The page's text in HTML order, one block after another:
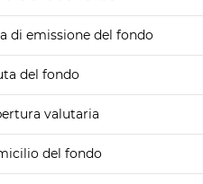
di emissione del fondo
del fondo
valutaria
del fondo